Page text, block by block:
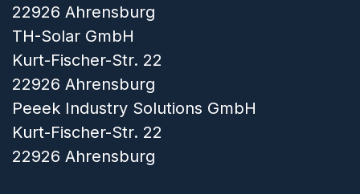
22926 Ahrensburg
TH-Solar GmbH
Kurt-Fischer-Str. 22
22926 Ahrensburg
Peeek Industry Solutions GmbH
Kurt-Fischer-Str. 22
22926 Ahrensburg